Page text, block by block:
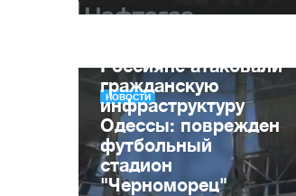
НОВОСТИ
Россияне атаковали
гражданскую
инфраструктуру
Одессы: поврежден
футбольный
стадион
"Черноморец"